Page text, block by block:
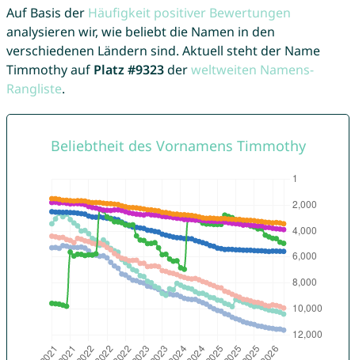
Auf Basis der Häufigkeit positiver Bewertungen
analysieren wir, wie beliebt die Namen in den
verschiedenen Ländern sind. Aktuell steht der Name
Timmothy auf Platz #9323derweltweiten Namens-
Rangliste.